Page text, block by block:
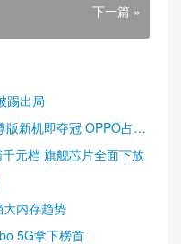
下一篇 »
踢出局
新机即夺冠 OPPO占据
元档 旗舰芯片全面下放
内存趋势
5G拿下榜首